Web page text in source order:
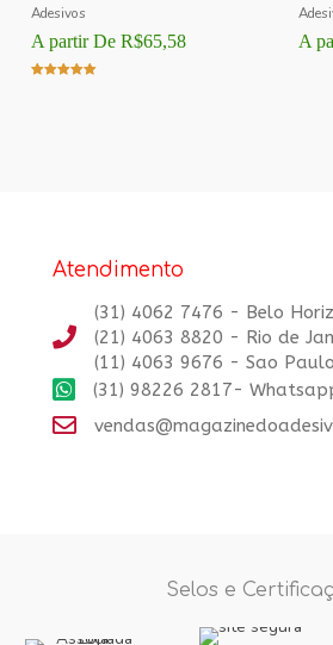
Adesivos
A partir De R$65,58 A
Atendimento
(31) 4062 7476 - Belo
(21) 4063 8820 - Rio de
(11) 4063 9676 - Sao Paulo
(31) 98226 2817-
Selos e